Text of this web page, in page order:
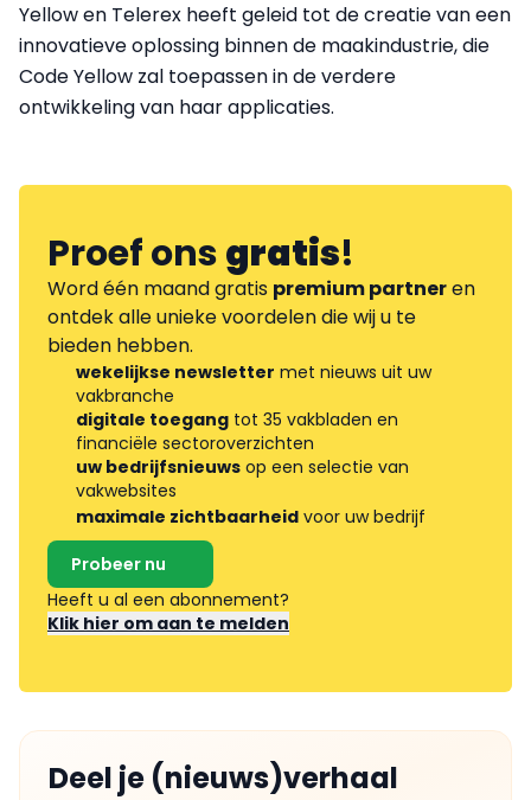
Yellow en Telerex heeft geleid tot de creatie van een
innovatieve oplossing binnen de maakindustrie, die
Code Yellow zal toepassen in de verdere
ontwikkeling van haar applicaties.
Proef onsgratis!
Word één maand gratis premium partneren
ontdek alle unieke voordelen die wij u te
bieden hebben.
wekelijkse newsletter met nieuws uit uw
vakbranche
digitale toegang tot 35 vakbladen en
financiële sectoroverzichten
uw bedrijfsnieuws op een selectie van
vakwebsites
maximale zichtbaarheid voor uw bedrijf
Probeer nu
Heeft u al een abonnement?
Klik hier om aan te melden
Deel je (nieuws)verhaal